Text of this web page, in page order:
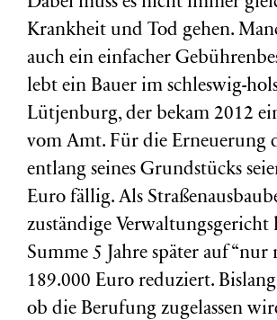
Krankheit und Tod gehen.
auch ein einfacher
lebt ein Bauer im schleswig-
Lütjenburg, der bekam 2012
vom Amt. Für die Erneuerung
entlang seines Grundstücks
Euro fällig. Als
zuständige Verwaltungsgericht
Summe 5 Jahre später auf “nur
189.000 Euro reduziert.
ob die Berufung zugelassen